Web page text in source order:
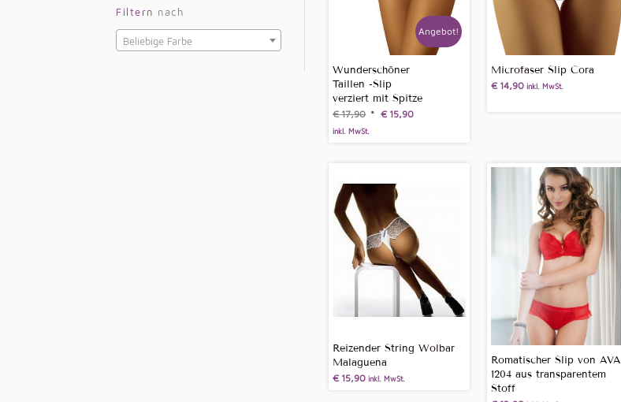
Wunderschöner
Taillen -Slip
verziert mit Spitze
€17,90 € 15,90
inkl. MwSt.
Angebot!
Microfaser Slip Cora
€ 14,90 inkl. MwSt.
Reizender String Wolbar
Malaguena
€ 15,90 inkl. MwSt.
Romatischer Slip von AVA
1204 aus transparentem
Stoff
Filtern nach
Beliebige Farbe